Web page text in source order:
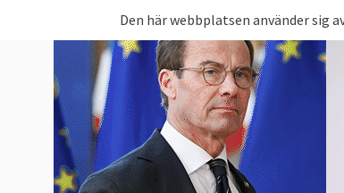
Den här webbplatsen använder sig